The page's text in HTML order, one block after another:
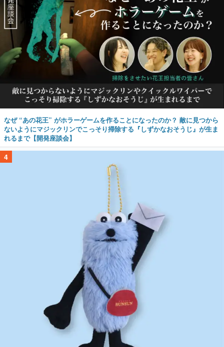
なぜ “あの花王” がホラーゲームを作ることになったのか？ 敵に見つから
ないようにマジックリンでこっそり掃除する『しずかなおそうじ』が生ま
れるまで【開発座談会】
4